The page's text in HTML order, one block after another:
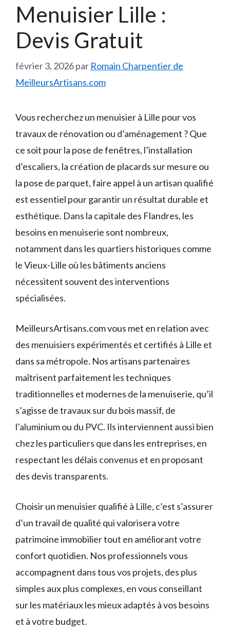
Menuisier Lille :
Devis Gratuit
février 3, 2026par Romain Charpentier de
MeilleursArtisans.com
Vous recherchez un menuisier à Lille pour vos
travaux de rénovation ou d’aménagement ? Que
ce soit pour la pose de fenêtres, l’installation
d’escaliers, la création de placards sur mesure ou
la pose de parquet, faire appel à un artisan qualifié
est essentiel pour garantir un résultat durable et
esthétique. Dans la capitale des Flandres, les
besoins en menuiserie sont nombreux,
notamment dans les quartiers historiques comme
le Vieux-Lille où les bâtiments anciens
nécessitent souvent des interventions
spécialisées.
MeilleursArtisans.com vous met en relation avec
des menuisiers expérimentés et certifiés à Lille et
dans sa métropole. Nos artisans partenaires
maîtrisent parfaitement les techniques
traditionnelles et modernes de la menuiserie, qu’il
s’agisse de travaux sur du bois massif, de
l’aluminium ou du PVC. Ils interviennent aussi bien
chez les particuliers que dans les entreprises, en
respectant les délais convenus et en proposant
des devis transparents.
Choisir un menuisier qualifié à Lille, c’est s’assurer
d’un travail de qualité qui valorisera votre
patrimoine immobilier tout en améliorant votre
confort quotidien. Nos professionnels vous
accompagnent dans tous vos projets, des plus
simples aux plus complexes, en vous conseillant
sur les matériaux les mieux adaptés à vos besoins
et à votre budget.